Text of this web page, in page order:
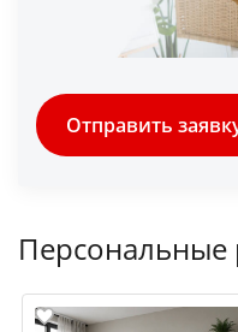
Отправить